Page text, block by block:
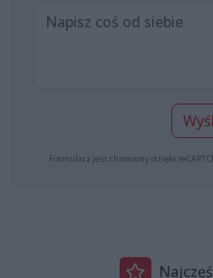
Formularz jest chroniony dzięki